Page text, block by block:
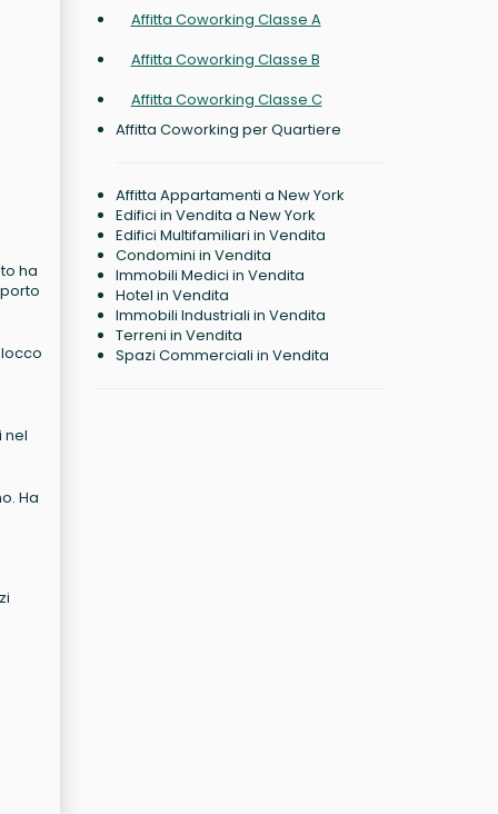
ha
nel
Ha
Affitta Coworking Classe A
Affitta Coworking Classe B
Affitta Coworking Classe C
Affitta Coworking per Quartiere
Affitta Appartamenti a New York
Edifici in Vendita a New York
Edifici Multifamiliari in Vendita
Condomini in Vendita
Immobili Medici in Vendita
Hotel in Vendita
Immobili Industriali in Vendita
Terreni in Vendita
Spazi Commerciali in Vendita